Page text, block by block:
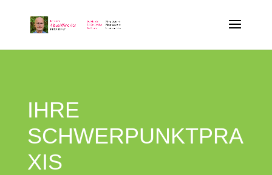
IHRE
SCHWERPUNKTPRA
XIS